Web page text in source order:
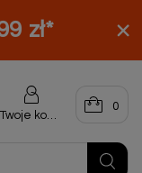
zł*
Twoje konto
0